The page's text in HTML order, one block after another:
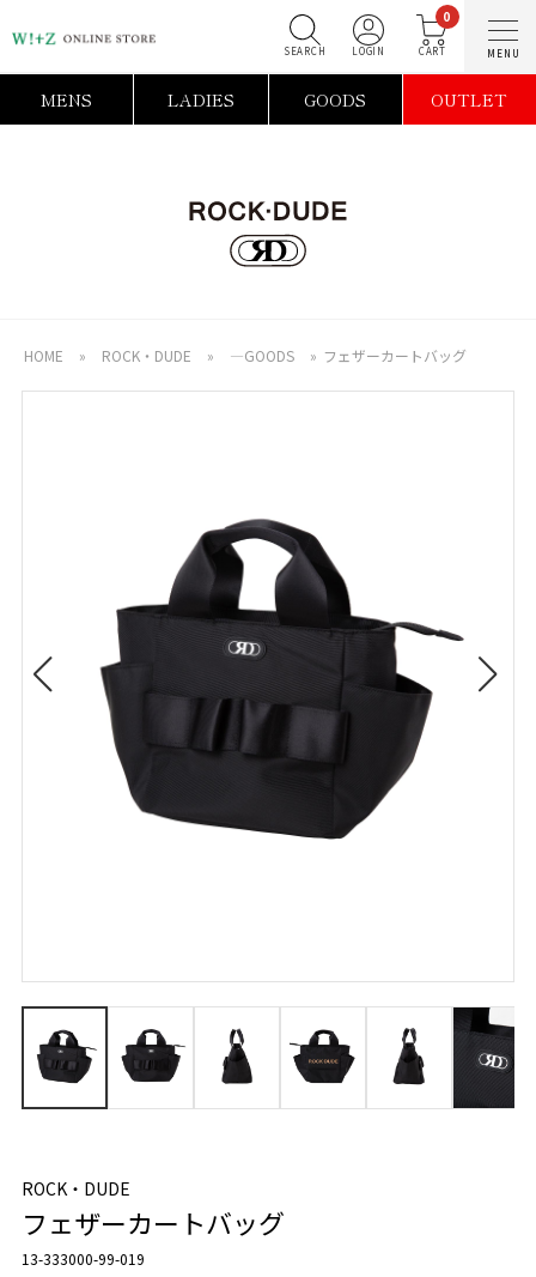
0
MENS LADIES GOODS OUTLET
HOME » ROCK・DUDE » ―GOODS » フェザーカートバッグ
ROCK・DUDE
フェザーカートバッグ
13-333000-99-019